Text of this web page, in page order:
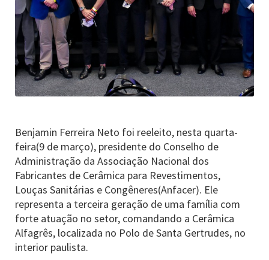
Benjamin Ferreira Neto foi reeleito, nesta quarta-
feira(9 de março), presidente do Conselho de
Administração da Associação Nacional dos
Fabricantes de Cerâmica para Revestimentos,
Louças Sanitárias e Congêneres(Anfacer). Ele
representa a terceira geração de uma família com
forte atuação no setor, comandando a Cerâmica
Alfagrês, localizada no Polo de Santa Gertrudes, no
interior paulista.